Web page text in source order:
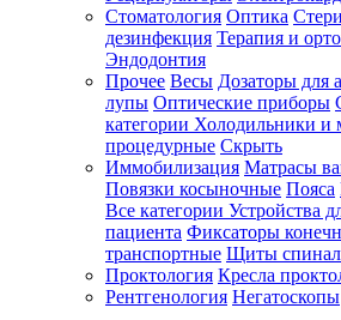
Стоматология Оптика
дезинфекция Терапия и
Эндодонтия
Прочее Весы Дозаторы для
лупы Оптические приборы
категории Холодильники и
процедурные Скрыть
Иммобилизация Матрасы
Повязки косыночные Пояса
Все категории Устройства
пациента Фиксаторы
транспортные Щиты
Проктология Кресла
Рентгенология Негатоскопы